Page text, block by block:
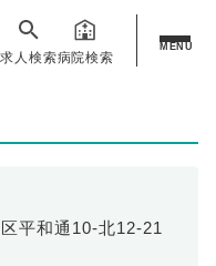
求人検索病院検索
MENU
平和通10-北12-21